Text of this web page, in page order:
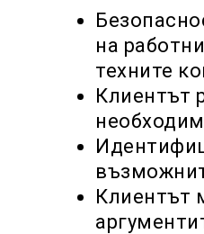
на
техните
Клиентът
Клиентът